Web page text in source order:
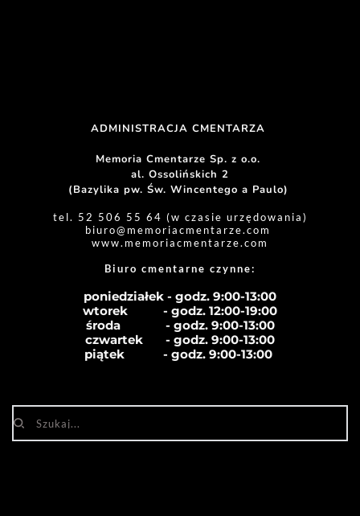
ADMINISTRACJA CMENTARZA
Memoria Cmentarze Sp. z o.o.
al. Ossolińskich 2
(Bazylika pw. Św. Wincentego a Paulo)
tel. 52 506 55 64 (w czasie urzędowania)
biuro@memoriacmentarze.com
www.memoriacmentarze.com
Biuro cmentarne czynne:
poniedziałek - godz. 9:00-13:00
wtorek           - godz. 12:00-19:00
środa              - godz. 9:00-13:00
czwartek       - godz. 9:00-13:00
piątek            - godz. 9:00-13:00